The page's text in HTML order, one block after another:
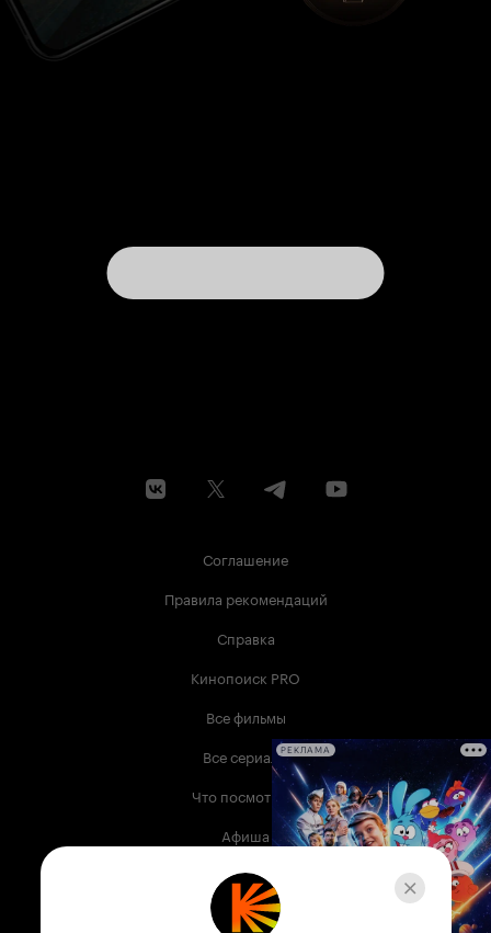
Соглашение
Правила рекомендаций
Справка
Кинопоиск PRO
Все фильмы
Все сериалы
Что посмотреть
Афиша
Музыка
Телепрограмма
РЕКЛАМА